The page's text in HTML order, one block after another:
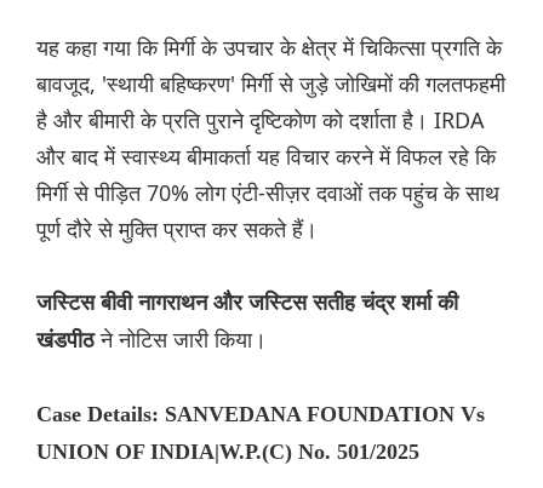
यह कहा गया कि मिर्गी के उपचार के क्षेत्र में चिकित्सा प्रगति के
बावजूद, 'स्थायी बहिष्करण' मिर्गी से जुड़े जोखिमों की गलतफहमी
है और बीमारी के प्रति पुराने दृष्टिकोण को दर्शाता है। IRDA
और बाद में स्वास्थ्य बीमाकर्ता यह विचार करने में विफल रहे कि
मिर्गी से पीड़ित 70% लोग एंटी-सीज़र दवाओं तक पहुंच के साथ
पूर्ण दौरे से मुक्ति प्राप्त कर सकते हैं।
जस्टिस बीवी नागराथन और जस्टिस सतीह चंद्र शर्मा की
खंडपीठने नोटिस जारी किया।
Case Details: SANVEDANA FOUNDATION Vs
UNION OF INDIA|W.P.(C) No. 501/2025